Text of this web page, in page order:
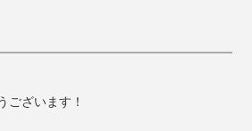
ございます！